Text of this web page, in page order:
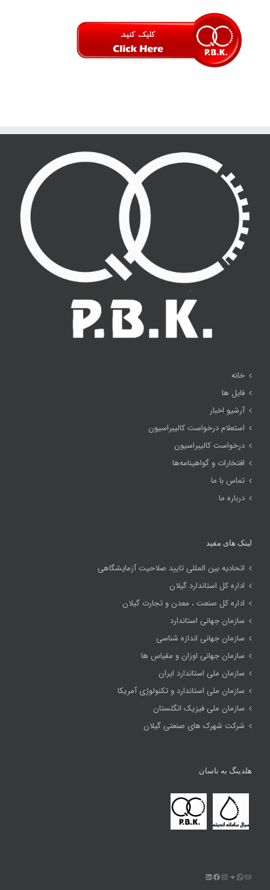
خانه
فایل ها
آرشیو اخبار
استعلام درخواست کالیبراسیون
درخواست کالیبراسیون
افتخارات و گواهینامه‌ها
تماس با ما
درباره ما
لینک های مفید
اتحادیه بین المللی تایید صلاحیت آزمایشگاهی
اداره کل استاندارد گیلان
اداره کل صنعت ، معدن و تجارت گیلان
سازمان جهانی استاندارد
سازمان جهانی اندازه شناسی
سازمان جهانی اوزان و مقیاس ها
سازمان ملی استاندارد ایران
سازمان ملی استاندارد و تکنولوژی آمریکا
سازمان ملی فیزیک انگلستان
شرکت شهرک های صنعتی گیلان
هلدینگ به ناسان
ایمیلواتس‌اپ
تلگراماینستاگرم
فیس‌بوک